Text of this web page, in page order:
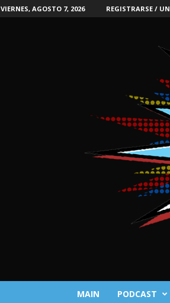
VIERNES, AGOSTO 7, 2026 REGISTRARSE /
MAIN PODCAST